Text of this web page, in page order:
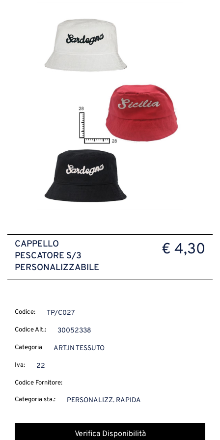
CAPPELLO
PESCATORE S/3
PERSONALIZZABILE
€ 4,30
Codice: TP/C027
Codice Alt.: 30052338
Categoria ART.IN TESSUTO
Iva: 22
Codice Fornitore:
Categoria sta.: PERSONALIZZ. RAPIDA
Verifica Disponibilità